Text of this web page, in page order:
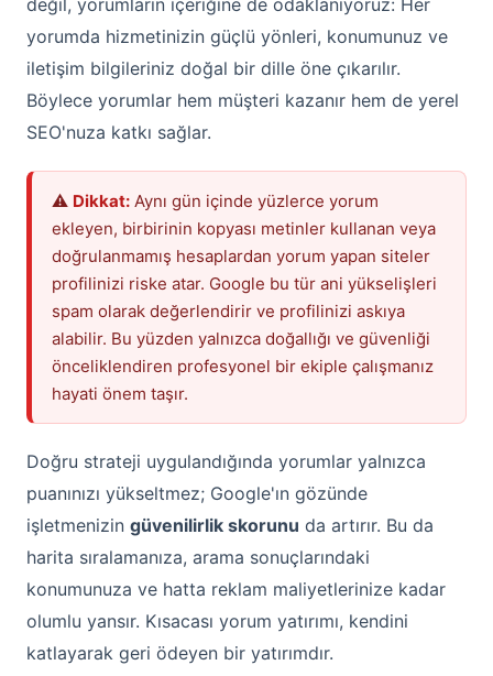
değil, yorumların içeriğine de odaklanıyoruz: Her
yorumda hizmetinizin güçlü yönleri, konumunuz ve
iletişim bilgileriniz doğal bir dille öne çıkarılır.
Böylece yorumlar hem müşteri kazanır hem de yerel
SEO'nuza katkı sağlar.
⚠️ Dikkat: Aynı gün içinde yüzlerce yorum
ekleyen, birbirinin kopyası metinler kullanan veya
doğrulanmamış hesaplardan yorum yapan siteler
profilinizi riske atar. Google bu tür ani yükselişleri
spam olarak değerlendirir ve profilinizi askıya
alabilir. Bu yüzden yalnızca doğallığı ve güvenliği
önceliklendiren profesyonel bir ekiple çalışmanız
hayati önem taşır.
Doğru strateji uygulandığında yorumlar yalnızca
puanınızı yükseltmez; Google'ın gözünde
işletmenizin güvenilirlik skorunu da artırır. Bu da
harita sıralamanıza, arama sonuçlarındaki
konumunuza ve hatta reklam maliyetlerinize kadar
olumlu yansır. Kısacası yorum yatırımı, kendini
katlayarak geri ödeyen bir yatırımdır.